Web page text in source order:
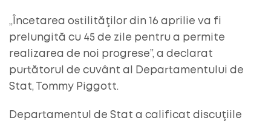
„Încetarea ostilităţilor din 16 aprilie va fi
prelungită cu 45 de zile pentru a permite
realizarea de noi progrese”, a declarat
purtătorul de cuvânt al Departamentului de
Stat, Tommy Piggott.
Departamentul de Stat a calificat discuţiile